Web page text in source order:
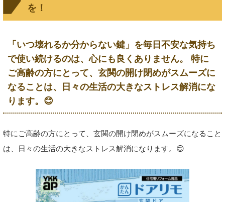
を！
「いつ壊れるか分からない鍵」を毎日不安な気持ち
で使い続けるのは、心にも良くありません。 特に
ご高齢の方にとって、玄関の開け閉めがスムーズに
なることは、日々の生活の大きなストレス解消にな
ります。😊
特にご高齢の方にとって、玄関の開け閉めがスムーズになること
は、日々の生活の大きなストレス解消になります。😊